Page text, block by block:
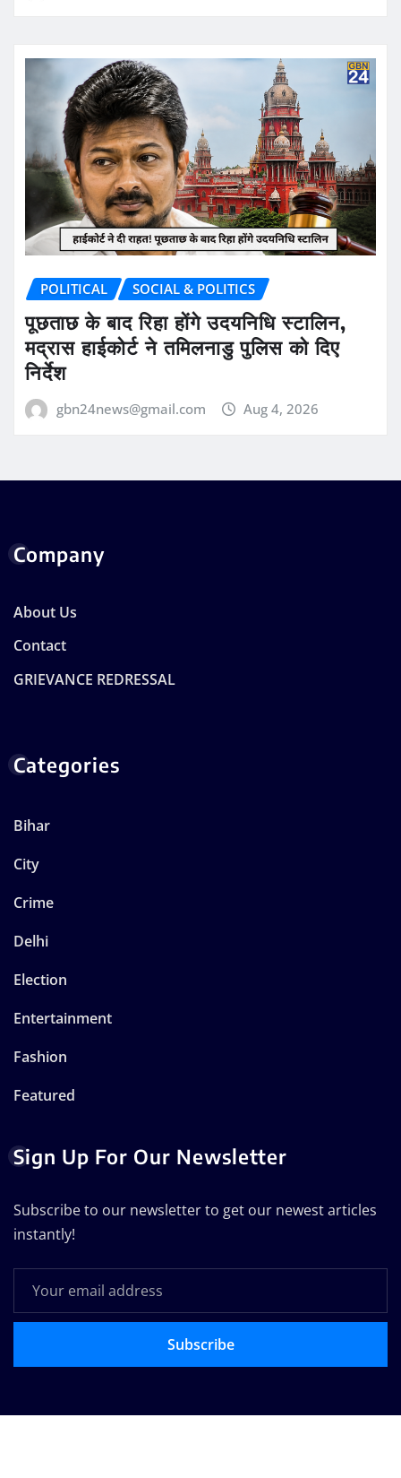
POLITICAL SOCIAL & POLITICS
पूछताछ के बाद रिहा होंगे उदयनिधि स्टालिन,
मद्रास हाईकोर्ट ने तमिलनाडु पुलिस को दिए
निर्देश
gbn24news@gmail.com Aug 4, 2026
Company
About Us
Contact
GRIEVANCE REDRESSAL
Categories
Bihar
City
Crime
Delhi
Election
Entertainment
Fashion
Featured
Sign Up For Our Newsletter
Subscribe to our newsletter to get our newest articles
instantly!
Subscribe